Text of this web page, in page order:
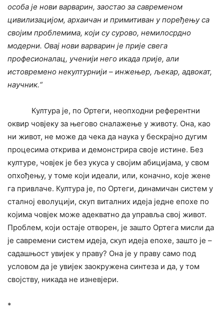
особа је нови варварин, заостао за савременом
цивилизацијом, архаичан и примитиван у поређењу са
својим проблемима, који су сурово, немилосрдно
модерни. Овај нови варварин је прије свега
професионалац, ученији него икада прије, али
истовремено некултурнији – инжењер, љекар, адвокат,
научник.“
Култура је, по Ортеги, неопходни референтни
оквир човјеку за његово сналажење у животу. Она, као
ни живот, не може да чека да наука у бескрајно дугим
процесима открива и демонстрира своје истине. Без
културе, човјек је без укуса у својим абицијама, у свом
опхођењу, у томе који идеали, или, коначно, које жене
га привлаче. Култура је, по Ортеги, динамичан систем у
сталној еволуцији, скуп виталних идеја једне епохе по
којима човјек може адекватно да управља свој живот.
Проблем, који остаје отворен, је зашто Ортега мисли да
је савремени систем идеја, скуп идеја епохе, зашто је –
садашњост увијек у праву? Она је у праву само под
условом да је увијек заокружена синтеза и да, у том
својству, никада не изневјери.
*